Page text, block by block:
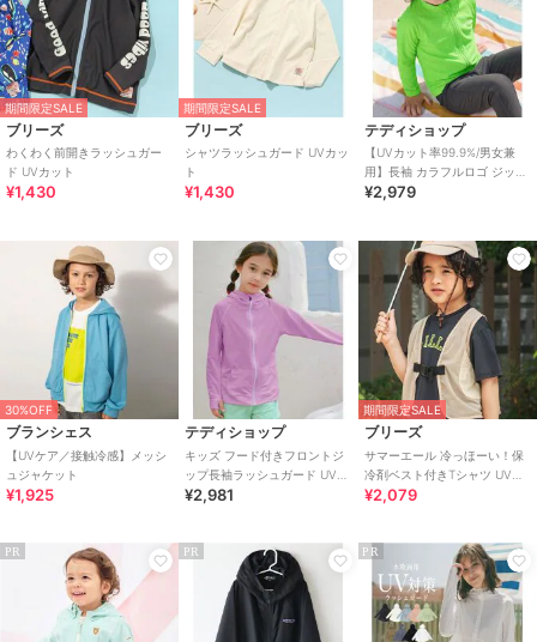
期間限定SALE
ブリーズ
わくわく前開きラッシュガー
ド UVカット
¥1,430
期間限定SALE
ブリーズ
シャツラッシュガード UVカッ
ト
¥1,430
テディショップ
【UVカット率99.9%/男女兼
用】長袖 カラフルロゴ ジップ
アップ ラッシュガードトップ
¥2,979
30%OFF
ブランシェス
【UVケア／接触冷感】メッシ
ュジャケット
¥1,925
テディショップ
キッズ フード付きフロントジ
ップ長袖ラッシュガード UVパ
ーカー
¥2,981
期間限定SALE
ブリーズ
サマーエール 冷っほーい！保
冷剤ベスト付きTシャツ UVカ
ット 接触冷感
¥2,079
PR PR PR